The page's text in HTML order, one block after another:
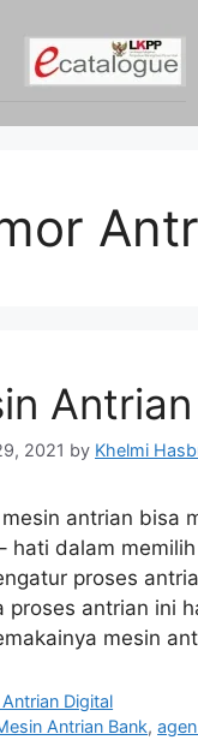
2021 by Khelmi
antrian bisa
hati dalam
proses
proses antrian ini
mesin
Digital
Antrian Bank,